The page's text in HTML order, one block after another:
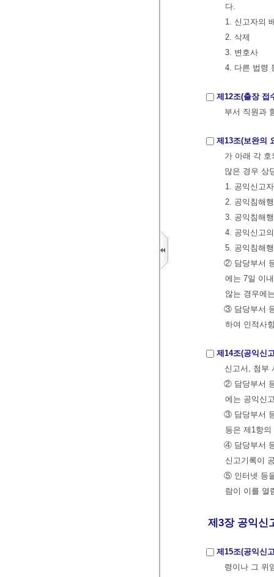
다.
1. 신고자의
2. 삭제
3. 변호사
4. 다른 법령
제12조(출장 접
부서 직원과
제13조(보완의
가 아래 각
않은 경우 상
1. 공익신고
2. 공익침해
3. 공익침해
4. 공익신고
5. 공익침해
② 담당부서
에는 7일 이
않는 경우에
③ 담당부서
하여 인적사
제14조(공익신
신고서, 첨부
② 담당부서
에는 공익신
③ 담당부서
등은 제1항
④ 담당부서
신고기록이
⑤ 인터넷 등
람이 이를 열
제3장 공익신
제15조(공익신
령이나 그 위